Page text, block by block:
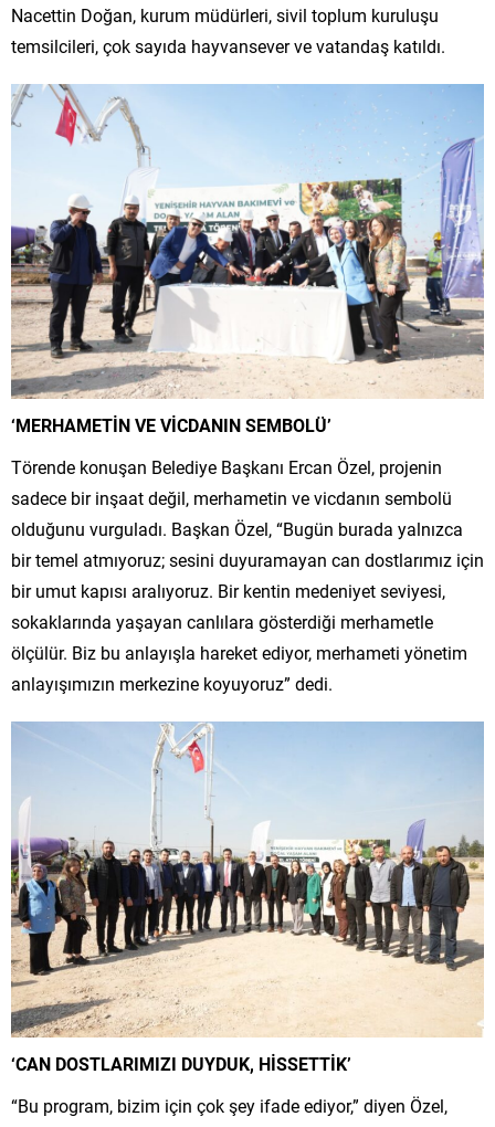
Nacettin Doğan, kurum müdürleri, sivil toplum kuruluşu
temsilcileri, çok sayıda hayvansever ve vatandaş katıldı.
‘MERHAMETİN VE VİCDANIN SEMBOLÜ’
Törende konuşan Belediye Başkanı Ercan Özel, projenin
sadece bir inşaat değil, merhametin ve vicdanın sembolü
olduğunu vurguladı. Başkan Özel, “Bugün burada yalnızca
bir temel atmıyoruz; sesini duyuramayan can dostlarımız için
bir umut kapısı aralıyoruz. Bir kentin medeniyet seviyesi,
sokaklarında yaşayan canlılara gösterdiği merhametle
ölçülür. Biz bu anlayışla hareket ediyor, merhameti yönetim
anlayışımızın merkezine koyuyoruz” dedi.
‘CAN DOSTLARIMIZI DUYDUK, HİSSETTİK’
“Bu program, bizim için çok şey ifade ediyor,” diyen Özel,